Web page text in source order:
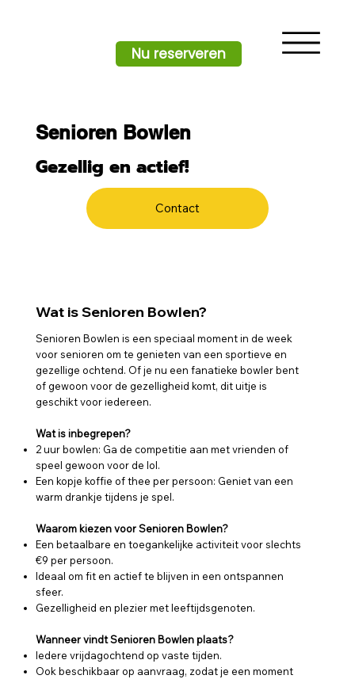
Nu reserveren
Senioren Bowlen
Gezellig en actief!
Contact
Wat is Senioren Bowlen?
Senioren Bowlen is een speciaal moment in de week
voor senioren om te genieten van een sportieve en
gezellige ochtend. Of je nu een fanatieke bowler bent
of gewoon voor de gezelligheid komt, dit uitje is
geschikt voor iedereen.
Wat is inbegrepen?
2 uur bowlen: Ga de competitie aan met vrienden of
speel gewoon voor de lol.
Een kopje koffie of thee per persoon: Geniet van een
warm drankje tijdens je spel.
Waarom kiezen voor Senioren Bowlen?
Een betaalbare en toegankelijke activiteit voor slechts
€9 per persoon.
Ideaal om fit en actief te blijven in een ontspannen
sfeer.
Gezelligheid en plezier met leeftijdsgenoten.
Wanneer vindt Senioren Bowlen plaats?
Iedere vrijdagochtend op vaste tijden.
Ook beschikbaar op aanvraag, zodat je een moment